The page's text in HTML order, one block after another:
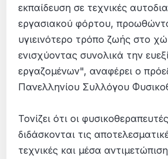
εκπαίδευση σε τεχνικές
εργασιακού φόρτου,
υγιεινότερο τρόπο ζωής στο
ενισχύοντας συνολικά την
εργαζομένων", αναφέρει ο
Πανελληνίου Συλλόγου
Τονίζει ότι οι
διδάσκονται τις
τεχνικές και μέσα